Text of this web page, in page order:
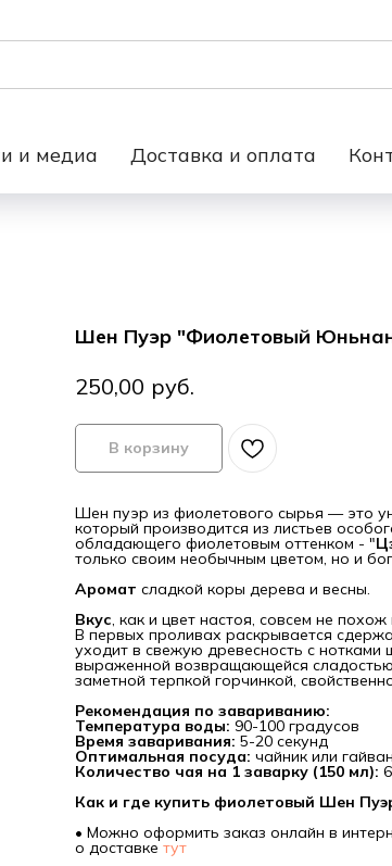
и медиа Доставка и оплата
Шен Пуэр "Фиолетовый
250,00 руб.
В корзину
Шен пуэр из фиолетового сырья — это
который производится из листьев
обладающего фиолетовым оттенком - "
только своим необычным цветом, но и
Аромат сладкой коры дерева и весны.
Вкус, как и цвет настоя, совсем не
В первых проливах раскрывается
уходит в свежую древесность с нотками
выраженной возвращающейся
заметной терпкой горчинкой,
Рекомендация по завариванию:
Температура воды: 90-100 градусов
Время заваривания: 5-20 секунд
Оптимальная посуда: чайник или
Количество чая на 1 заварку (150 мл):
Как и где купить фиолетовый Шен
• Можно оформить заказ онлайн в
о доставкетут